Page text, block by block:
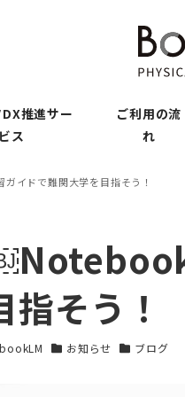
推進サー
ス
ご利用の流
れ
イドで難関大学を目指そう！
そう！
カテゴリー
お知らせ
カテゴリー
ブログ